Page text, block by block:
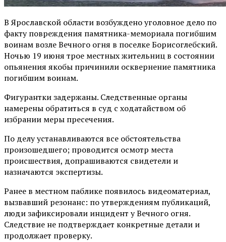
В Ярославской области возбуждено уголовное дело по
факту повреждения памятника-мемориала погибшим
воинам возле Вечного огня в поселке Борисоглебский.
Ночью 19 июня трое местных жительниц в состоянии
опьянения якобы причинили осквернение памятника
погибшим воинам.
Фигурантки задержаны. Следственные органы
намерены обратиться в суд с ходатайством об
избрании меры пресечения.
По делу устанавливаются все обстоятельства
произошедшего; проводится осмотр места
происшествия, допрашиваются свидетели и
назначаются экспертизы.
Ранее в местном паблике появилось видеоматериал,
вызвавший резонанс: по утверждениям публикаций,
люди зафиксировали инцидент у Вечного огня.
Следствие не подтверждает конкретные детали и
продолжает проверку.